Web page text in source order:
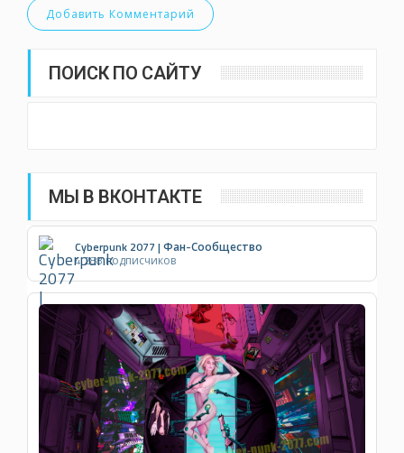
ПОИСК ПО САЙТУ
МЫ В ВКОНТАКТЕ
Cyberpunk 2077 | Фан-Сообщество
4 288 подписчиков